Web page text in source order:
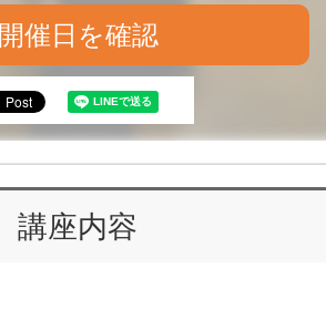
開催日を確認
講座内容